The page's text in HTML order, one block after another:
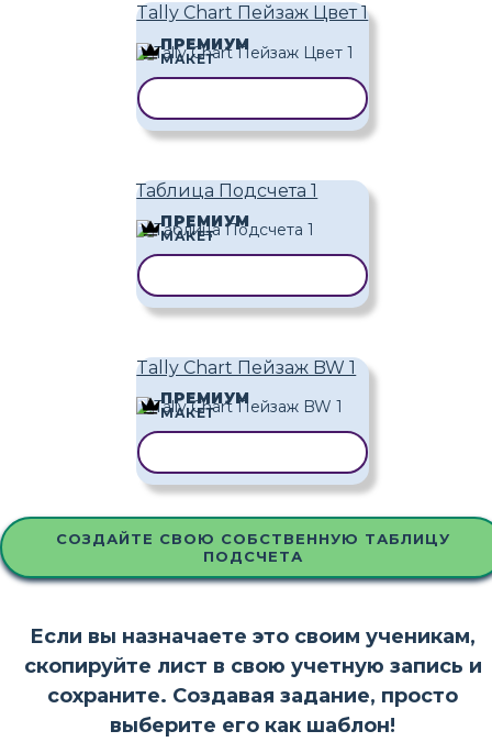
Tally Chart Пейзаж Цвет 1
ПРЕМИУМ
МАКЕТ
Таблица Подсчета 1
ПРЕМИУМ
МАКЕТ
Tally Chart Пейзаж BW 1
ПРЕМИУМ
МАКЕТ
СОЗДАЙТЕ СВОЮ СОБСТВЕННУЮ ТАБЛИЦУ
ПОДСЧЕТА
Если вы назначаете это своим ученикам,
скопируйте лист в свою учетную запись и
сохраните. Создавая задание, просто
выберите его как шаблон!